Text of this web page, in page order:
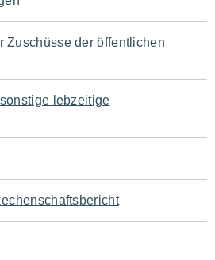
Zuschüsse der öffentlichen
lebzeitige